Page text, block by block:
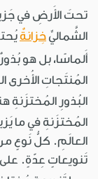
تحتَ الأَرضِ في
الشَّماليِّ خِزانةٌ
أَلماسًا، بل هو
المُنتَجاتِ الأُخرى
البُذورِ المُختزَنةِ
العالَمِ. كلُّ نَوعٍ
تَنويعاتٍ عِدّةٍ. على